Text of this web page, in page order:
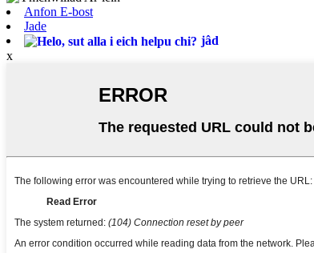
Anfon E-bost
Jade
jâd
x